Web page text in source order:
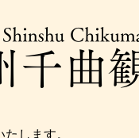
します。